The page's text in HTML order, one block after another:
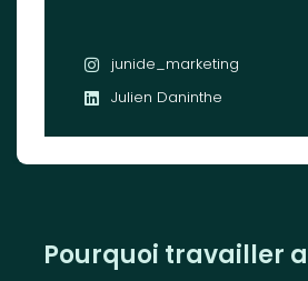
junide_marketing
Julien Daninthe
Pourquoi travailler